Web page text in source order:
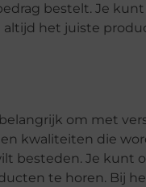
bestelt. Je
altijd het juiste
om met
kwaliteiten die
besteden. Je kunt
te horen. Bij